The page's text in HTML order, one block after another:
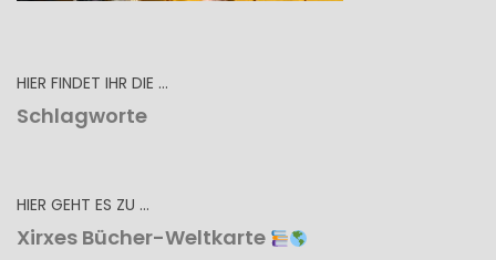
HIER FINDET IHR DIE …
Schlagworte
HIER GEHT ES ZU …
Xirxes Bücher-Weltkarte